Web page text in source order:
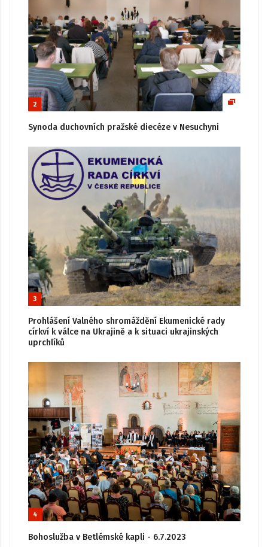
2
Synoda duchovních pražské diecéze v Nesuchyni
3
Prohlášení Valného shromáždění Ekumenické rady
církví k válce na Ukrajině a k situaci ukrajinských
uprchlíků
4
Bohoslužba v Betlémské kapli - 6.7.2023